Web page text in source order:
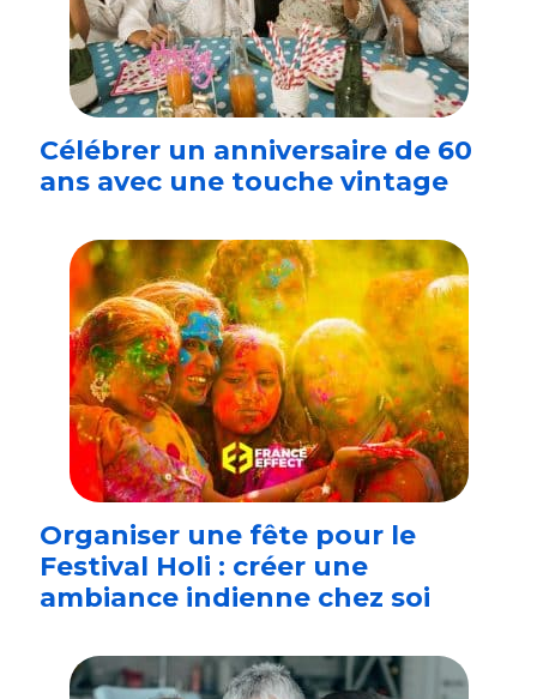
Célébrer un anniversaire de 60
ans avec une touche vintage
Organiser une fête pour le
Festival Holi : créer une
ambiance indienne chez soi